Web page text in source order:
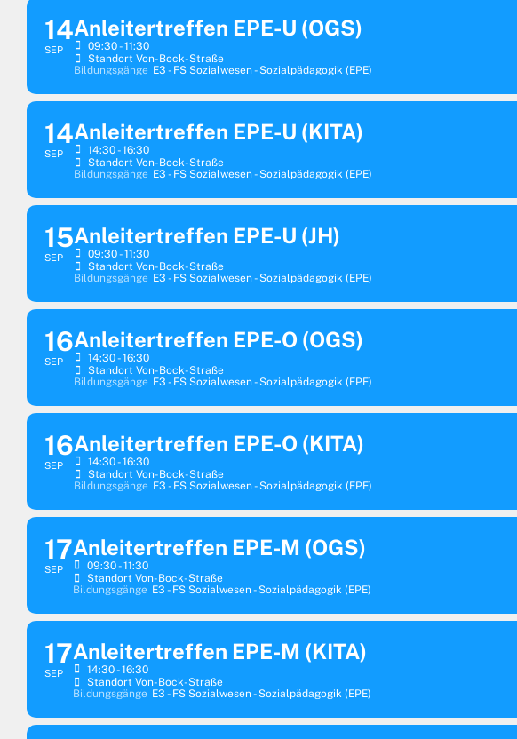
14
SEP
Anleitertreffen EPE-U (OGS)
09:30 - 11:30
Standort Von-Bock-Straße
Bildungsgänge E3 - FS Sozialwesen - Sozialpädagogik (EPE)
14
SEP
Anleitertreffen EPE-U (KITA)
14:30 - 16:30
Standort Von-Bock-Straße
Bildungsgänge E3 - FS Sozialwesen - Sozialpädagogik (EPE)
15
SEP
Anleitertreffen EPE-U (JH)
09:30 - 11:30
Standort Von-Bock-Straße
Bildungsgänge E3 - FS Sozialwesen - Sozialpädagogik (EPE)
16
SEP
Anleitertreffen EPE-O (OGS)
14:30 - 16:30
Standort Von-Bock-Straße
Bildungsgänge E3 - FS Sozialwesen - Sozialpädagogik (EPE)
16
SEP
Anleitertreffen EPE-O (KITA)
14:30 - 16:30
Standort Von-Bock-Straße
Bildungsgänge E3 - FS Sozialwesen - Sozialpädagogik (EPE)
17
SEP
Anleitertreffen EPE-M (OGS)
09:30 - 11:30
Standort Von-Bock-Straße
Bildungsgänge E3 - FS Sozialwesen - Sozialpädagogik (EPE)
17
SEP
Anleitertreffen EPE-M (KITA)
14:30 - 16:30
Standort Von-Bock-Straße
Bildungsgänge E3 - FS Sozialwesen - Sozialpädagogik (EPE)